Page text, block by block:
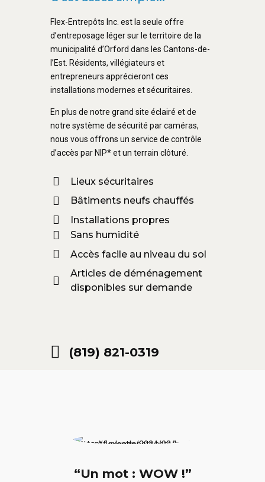
Flex-Entrepôts Inc. est la seule offre
d’entreposage léger sur le territoire de la
municipalité d’Orford dans les Cantons-de-
l’Est. Résidents, villégiateurs et
entrepreneurs apprécieront ces
installations modernes et sécuritaires.
En plus de notre grand site éclairé et de
notre système de sécurité par caméras,
nous vous offrons un service de contrôle
d’accès par NIP* et un terrain clôturé.
Lieux sécuritaires
Bâtiments neufs chauffés
Installations propres
Sans humidité
Accès facile au niveau du sol
Articles de déménagement
disponibles sur demande
(819) 821-0319
“Un mot : WOW !”